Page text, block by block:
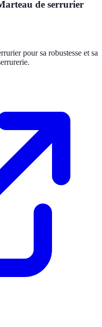
de serrurier
pour sa robustesse et sa